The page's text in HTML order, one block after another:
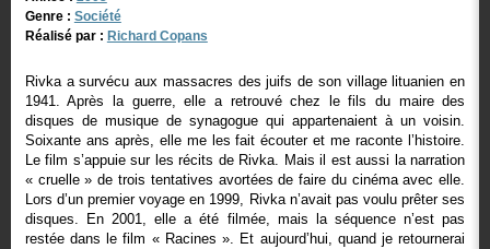
Genre : Société
Réalisé par : Richard Copans
Rivka a survécu aux massacres des juifs de son village lituanien en
1941. Après la guerre, elle a retrouvé chez le fils du maire des
disques de musique de synagogue qui appartenaient à un voisin.
Soixante ans après, elle me les fait écouter et me raconte l’histoire.
Le film s’appuie sur les récits de Rivka. Mais il est aussi la narration
« cruelle » de trois tentatives avortées de faire du cinéma avec elle.
Lors d’un premier voyage en 1999, Rivka n’avait pas voulu prêter ses
disques. En 2001, elle a été filmée, mais la séquence n’est pas
restée dans le film « Racines ». Et aujourd’hui, quand je retournerai